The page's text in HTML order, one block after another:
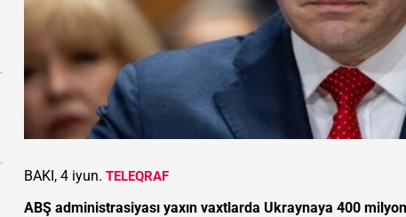
BAKI, 4 iyun. TELEQRAF
ABŞ administrasiyası yaxın vaxtlarda Ukraynaya 400